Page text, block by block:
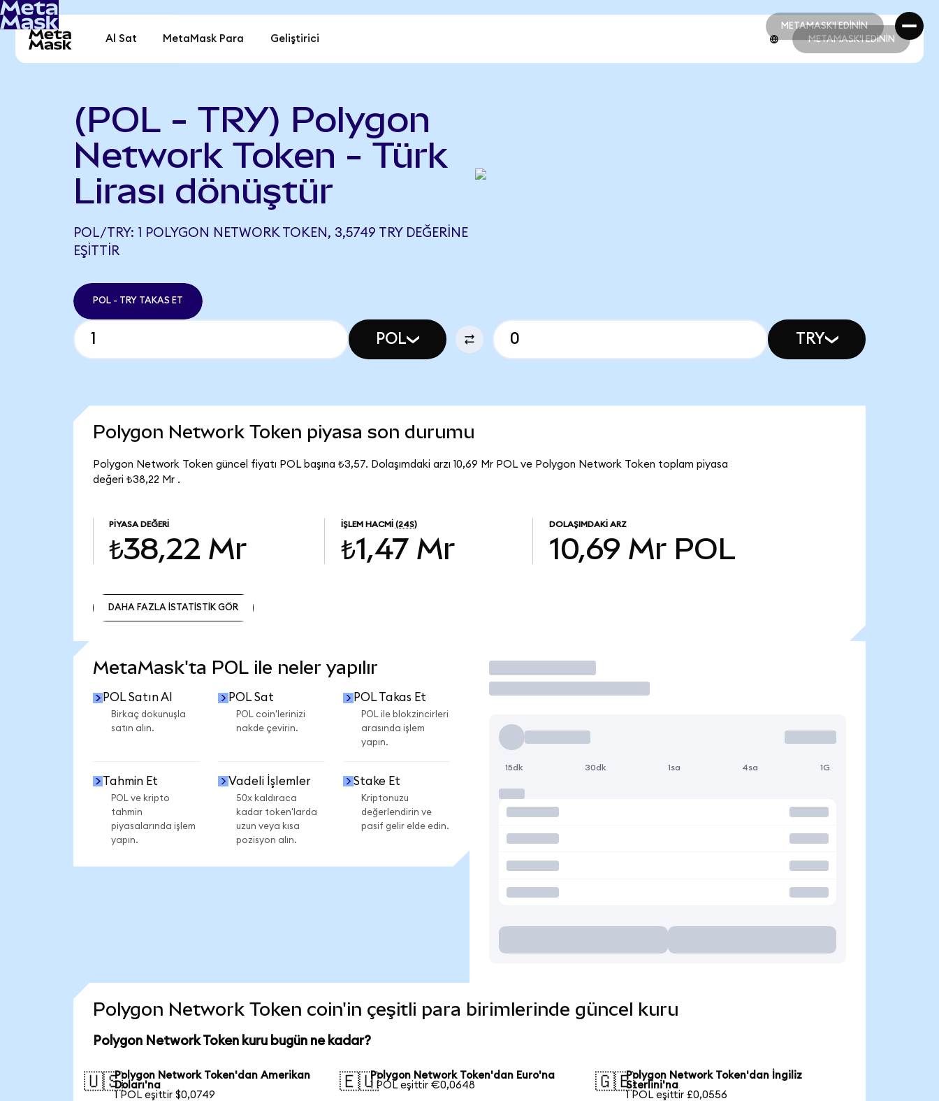
METAMASK'I EDİNİN
METAMASK'I EDİNİN
Al Sat MetaMask Para Geliştirici METAMASK'I EDİNİN
(POL - TRY) Polygon
Network Token - Türk
Lirası dönüştür
POL/TRY: 1 POLYGON NETWORK TOKEN, 3,5749 TRY DEĞERINE
EŞITTIR
POL - TRY TAKAS ET
POL TRY
Polygon Network Token piyasa son durumu
Polygon Network Token güncel fiyatı POL başına ₺3,57. Dolaşımdaki arzı 10,69 Mr POL ve Polygon Network Token toplam piyasa
değeri ₺38,22 Mr .
PIYASA DEĞERI
₺38,22 Mr
İŞLEM HACMI (24S)
₺1,47 Mr
DOLAŞIMDAKI ARZ
10,69 Mr POL
DAHA FAZLA İSTATİSTİK GÖR
MetaMask'ta POL ile neler yapılır
POL Satın Al
Birkaç dokunuşla
satın alın.
POL Sat
POL coin'lerinizi
nakde çevirin.
POL Takas Et
POL ile blokzincirleri
arasında işlem
yapın.
Tahmin Et
POL ve kripto
tahmin
piyasalarında işlem
yapın.
Vadeli İşlemler
50x kaldıraca
kadar token'larda
uzun veya kısa
pozisyon alın.
Stake Et
Kriptonuzu
değerlendirin ve
pasif gelir elde edin.
İşlem Yap
15dk 30dk 1sa 4sa 1G
Polygon Network Token coin'in çeşitli para birimlerinde güncel kuru
Polygon Network Token kuru bugün ne kadar?
🇺🇸Polygon Network Token'dan Amerikan
Doları'na
1 POL eşittir $0,0749
🇪🇺Polygon Network Token'dan Euro'na
1 POL eşittir €0,0648
🇬🇧Polygon Network Token'dan İngiliz
Sterlini'na
1 POL eşittir £0,0556